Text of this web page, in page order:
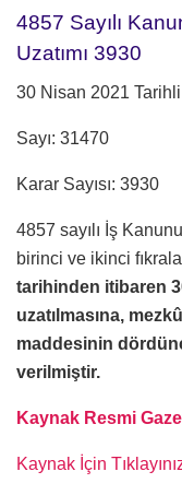
4857 Sayılı
Uzatımı 3930
30 Nisan 2021
Sayı: 31470
Karar Sayısı: 3930
4857 sayılı İş
birinci ve ikinci
tarihinden itibaren
uzatılmasına,
maddesinin
verilmiştir.
Kaynak Resmi
Kaynak İçin